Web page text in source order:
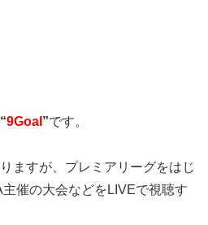
“9Goal ”です。
ますが、プレミアリーグをはじ
催の大会などをLIVEで視聴す